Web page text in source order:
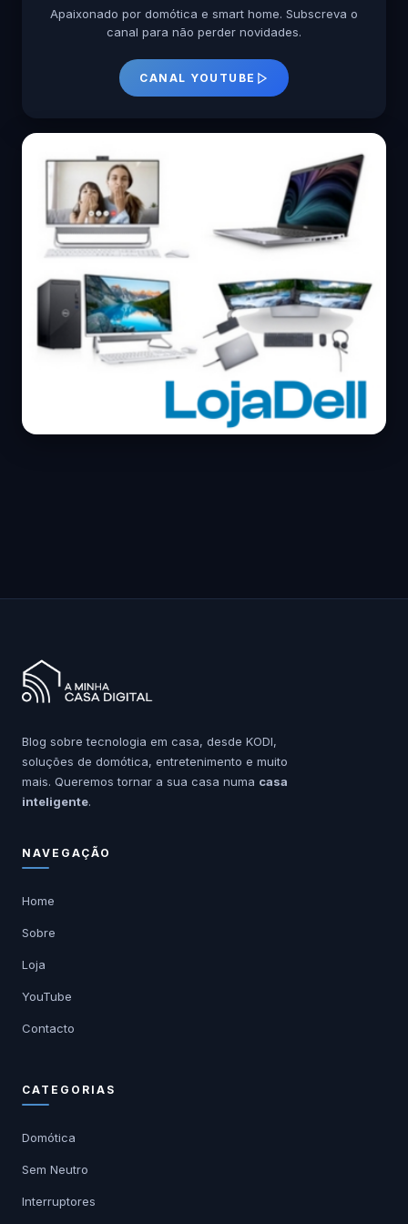
Apaixonado por domótica e smart home. Subscreva o
canal para não perder novidades.
CANAL YOUTUBE
Blog sobre tecnologia em casa, desde KODI,
soluções de domótica, entretenimento e muito
mais. Queremos tornar a sua casa numa casa
inteligente.
NAVEGAÇÃO
Home
Sobre
Loja
YouTube
Contacto
CATEGORIAS
Domótica
Sem Neutro
Interruptores